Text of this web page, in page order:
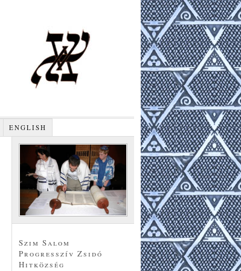
ENGLISH
Szim Salom
Progresszív Zsidó
Hitközség